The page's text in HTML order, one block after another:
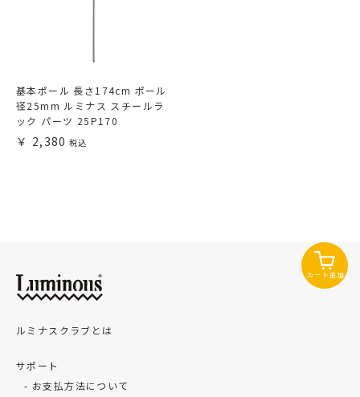
基本ポール 長さ174cm ポール
径25mm ルミナス スチールラ
ック パーツ 25P170
2,380
カート追加
ルミナスクラブとは
サポート
お支払方法について